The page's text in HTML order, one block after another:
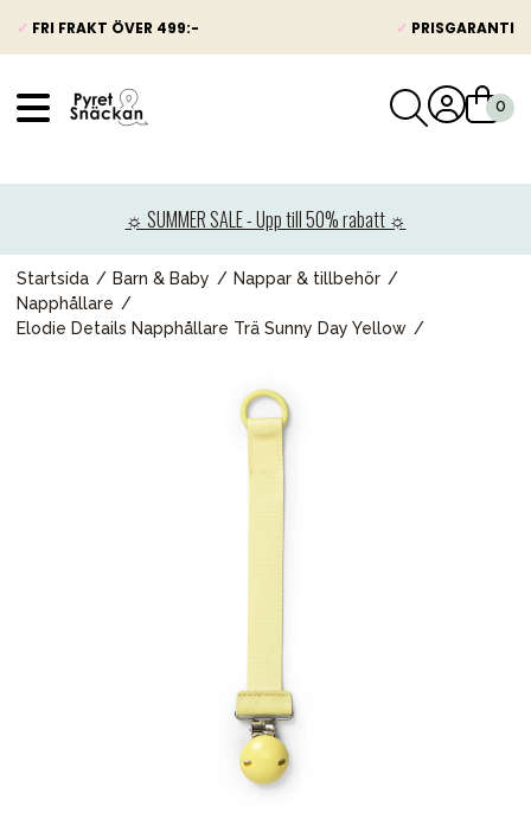
✓ FRI FRAKT ÖVER 499:- ✓ PRISGARANTI
☼ SUMMER SALE - Upp till 50% rabatt ☼
Startsida Barn & Baby
Nappar & tillbehör
Napphållare
Elodie Details Napphållare Trä Sunny Day Yellow
Barnvagnar
Bilbarnstolar
Babypaket
Leksaker
Förälder
Tillbehör
Reservdelar
Våra favoriter
Varumärken